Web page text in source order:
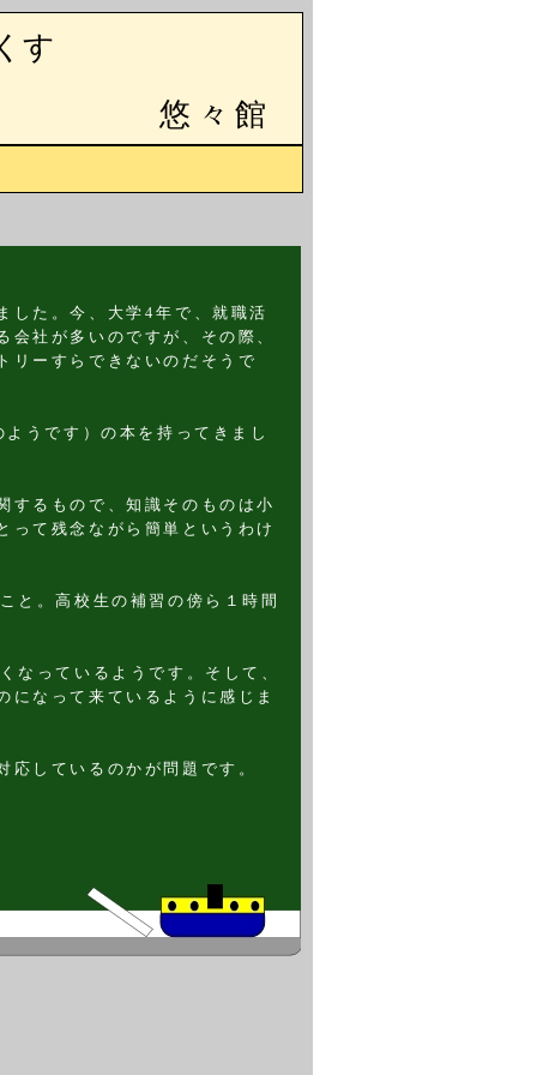
す
悠々館
した。今、大学4年で、就職活
社が多いのですが、その際、
リーすらできないのだそうで
うです）の本を持ってきまし
するもので、知識そのものは小
って残念ながら簡単というわけ
と。高校生の補習の傍ら１時間
なっているようです。そして、
なって来ているように感じま
しているのかが問題です。